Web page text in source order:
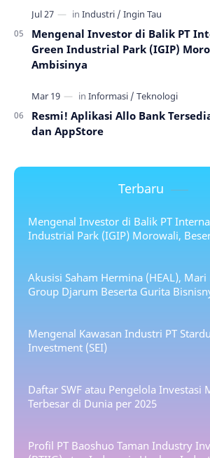
Mengenal Investor di Balik PT
Green Industrial Park (IGIP)
Ambisinya
Resmi! Aplikasi Allo Bank
dan AppStore
Terbaru
Mengenal Investor di Balik PT
Industrial Park (IGIP) Morowali,
Akusisi Saham Hermina (HEAL),
Group Djarum Beserta Gurita
Mengenal Kawasan Industri PT
Investment (SEI)
Daftar SWF atau Pengelola Investasi
Terbesar di Dunia per 2025
Profil PT Baoshuo Taman Industry